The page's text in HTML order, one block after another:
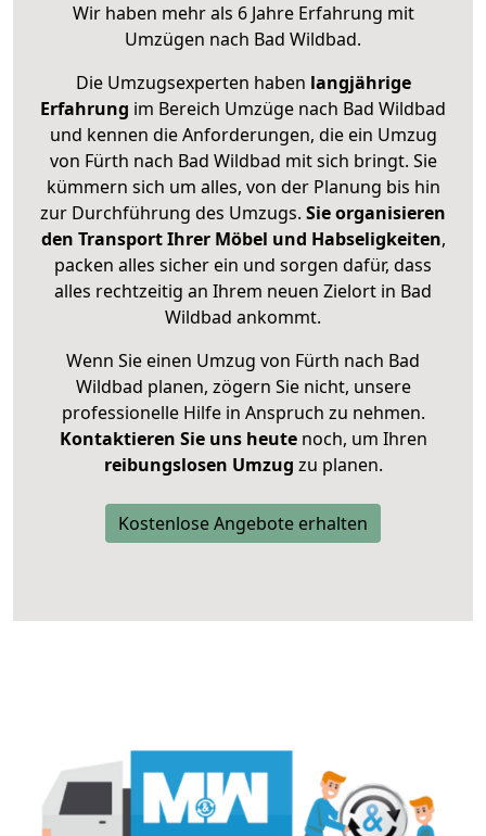
Wir haben mehr als 6 Jahre Erfahrung mit
Umzügen nach Bad Wildbad.
Die Umzugsexperten haben langjährige
Erfahrung im Bereich Umzüge nach Bad Wildbad
und kennen die Anforderungen, die ein Umzug
von Fürth nach Bad Wildbad mit sich bringt. Sie
kümmern sich um alles, von der Planung bis hin
zur Durchführung des Umzugs. Sie organisieren
den Transport Ihrer Möbel und Habseligkeiten,
packen alles sicher ein und sorgen dafür, dass
alles rechtzeitig an Ihrem neuen Zielort in Bad
Wildbad ankommt.
Wenn Sie einen Umzug von Fürth nach Bad
Wildbad planen, zögern Sie nicht, unsere
professionelle Hilfe in Anspruch zu nehmen.
Kontaktieren Sie uns heutenoch, um Ihren
reibungslosen Umzug zu planen.
Kostenlose Angebote erhalten